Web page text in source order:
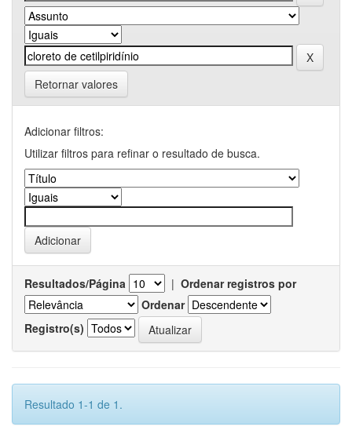
Retornar valores
Adicionar filtros:
Utilizar filtros para refinar o resultado de busca.
Resultados/Página | Ordenar registros por
Ordenar
Registro(s)
Resultado 1-1 de 1.